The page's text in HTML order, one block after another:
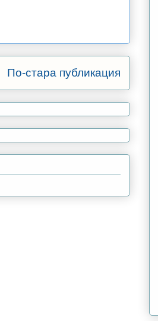
По-стара публикация